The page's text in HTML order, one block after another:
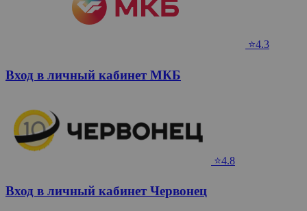
⭐4.3
Вход в личный кабинет МКБ
⭐4.8
Вход в личный кабинет Червонец